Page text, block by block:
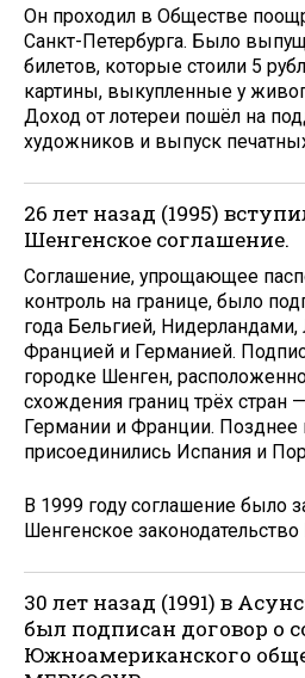
Он проходил в Обществе
Санкт-Петербурга. Было
билетов, которые стоили 5
картины, выкупленные у
Доход от лотереи пошёл на
художников и выпуск
26 лет назад (1995)
Шенгенское соглашение.
Соглашение, упрощающее
контроль на границе, было
года Бельгией,
Францией и Германией.
городке Шенген,
схождения границ трёх стран
Германии и Франции. Позднее
присоединились Испания и
В 1999 году соглашение было
Шенгенское
30 лет назад (1991) в
был подписан договор о
Южноамериканского